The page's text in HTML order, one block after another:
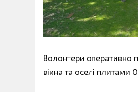
Волонтери
вікна та оселі плитами